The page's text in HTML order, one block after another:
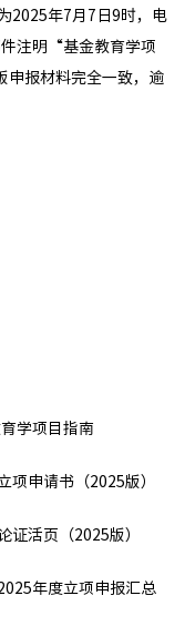
2025年7月7日9时，电
注明“基金教育学项
申报材料完全一致，逾
学项目指南
项申请书（2025版）
证活页（2025版）
年度立项申报汇总